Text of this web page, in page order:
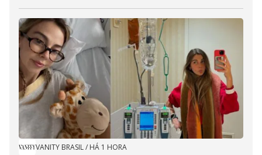
VANITY BRASIL/ HÁ 1 HORA